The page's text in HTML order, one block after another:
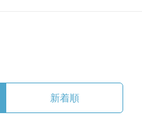
新着順